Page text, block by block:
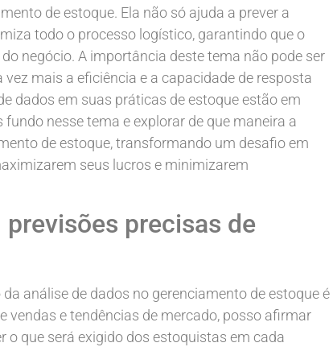
de estoque. Ela não só ajuda a prever a
todo o processo logístico, garantindo que o
negócio. A importância deste tema não pode ser
mais a eficiência e a capacidade de resposta
dados em suas práticas de estoque estão em
nesse tema e explorar de que maneira a
de estoque, transformando um desafio em
seus lucros e minimizarem
precisas de
análise de dados no gerenciamento de estoque é
vendas e tendências de mercado, posso afirmar
que será exigido dos estoquistas em cada